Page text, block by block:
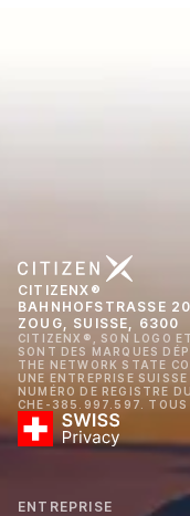
CITIZENX®
BAHNHOFSTRASSE 20
ZOUG, SUISSE, 6300
CITIZENX®, SON LOGO
SONT DES MARQUES
THE NETWORK STATE
UNE ENTREPRISE
NUMÉRO DE REGISTRE
CHE-385.997.597. TOUS
ENTREPRISE